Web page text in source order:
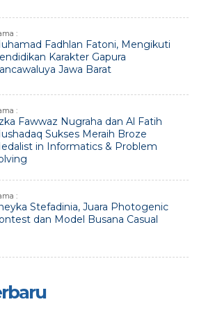
:
Fadhlan Fatoni, Mengikuti
Karakter Gapura
Jawa Barat
:
Fawwaz Nugraha dan Al Fatih
Sukses Meraih Broze
in Informatics & Problem
:
Stefadinia, Juara Photogenic
dan Model Busana Casual